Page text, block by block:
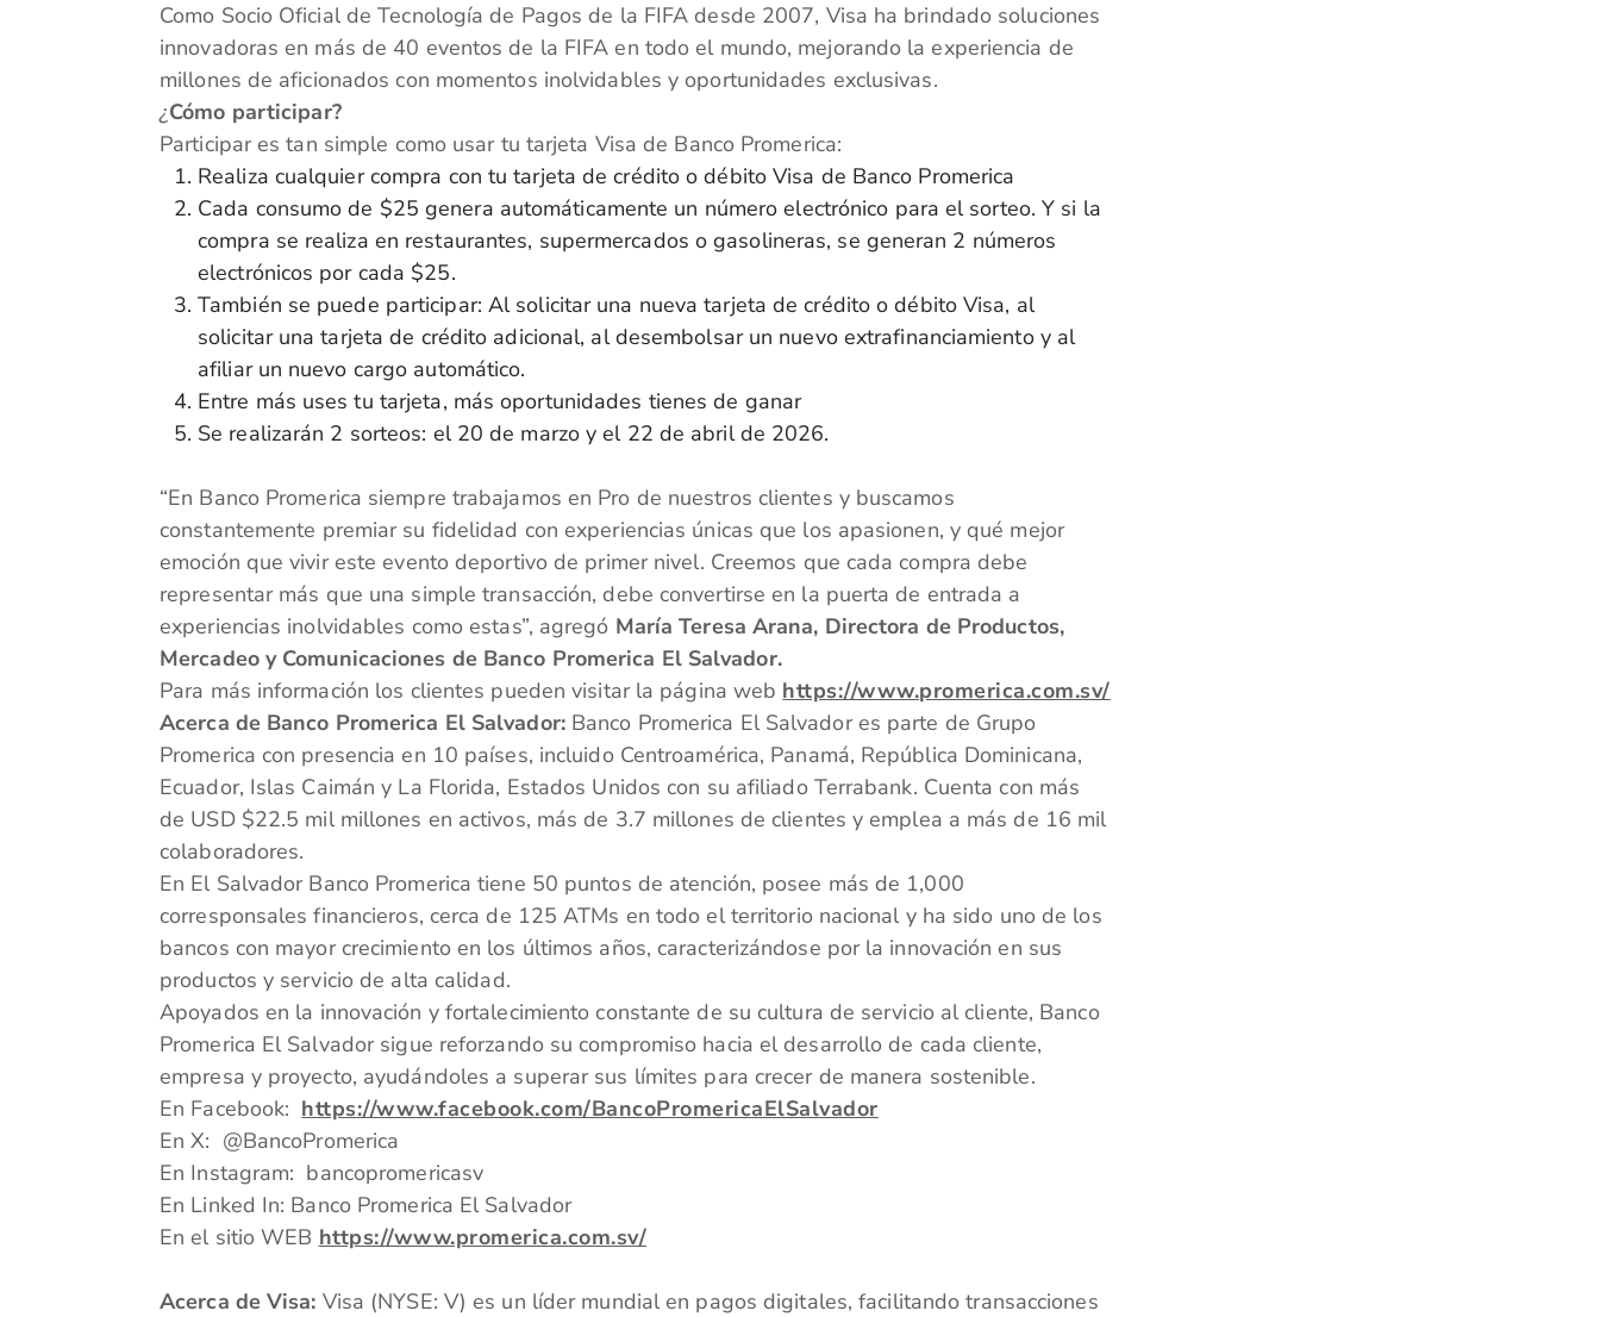
Como Socio Oficial de Tecnología de Pagos de la FIFA desde 2007, Visa ha brindado soluciones
innovadoras en más de 40 eventos de la FIFA en todo el mundo, mejorando la experiencia de
millones de aficionados con momentos inolvidables y oportunidades exclusivas.
¿Cómo participar?
Participar es tan simple como usar tu tarjeta Visa de Banco Promerica:
Realiza cualquier compra con tu tarjeta de crédito o débito Visa de Banco Promerica
Cada consumo de $25 genera automáticamente un número electrónico para el sorteo. Y si la
compra se realiza en restaurantes, supermercados o gasolineras, se generan 2 números
electrónicos por cada $25.
También se puede participar: Al solicitar una nueva tarjeta de crédito o débito Visa, al
solicitar una tarjeta de crédito adicional, al desembolsar un nuevo extrafinanciamiento y al
afiliar un nuevo cargo automático.
Entre más uses tu tarjeta, más oportunidades tienes de ganar
Se realizarán 2 sorteos: el 20 de marzo y el 22 de abril de 2026.
“En Banco Promerica siempre trabajamos en Pro de nuestros clientes y buscamos
constantemente premiar su fidelidad con experiencias únicas que los apasionen, y qué mejor
emoción que vivir este evento deportivo de primer nivel. Creemos que cada compra debe
representar más que una simple transacción, debe convertirse en la puerta de entrada a
experiencias inolvidables como estas”, agregó María Teresa Arana, Directora de Productos,
Mercadeo y Comunicaciones de Banco Promerica El Salvador.
Para más información los clientes pueden visitar la página web https://www.promerica.com.sv/
Acerca de Banco Promerica El Salvador: Banco Promerica El Salvador es parte de Grupo
Promerica con presencia en 10 países, incluido Centroamérica, Panamá, República Dominicana,
Ecuador, Islas Caimán y La Florida, Estados Unidos con su afiliado Terrabank. Cuenta con más
de USD $22.5 mil millones en activos, más de 3.7 millones de clientes y emplea a más de 16 mil
colaboradores.
En El Salvador Banco Promerica tiene 50 puntos de atención, posee más de 1,000
corresponsales financieros, cerca de 125 ATMs en todo el territorio nacional y ha sido uno de los
bancos con mayor crecimiento en los últimos años, caracterizándose por la innovación en sus
productos y servicio de alta calidad.
Apoyados en la innovación y fortalecimiento constante de su cultura de servicio al cliente, Banco
Promerica El Salvador sigue reforzando su compromiso hacia el desarrollo de cada cliente,
empresa y proyecto, ayudándoles a superar sus límites para crecer de manera sostenible.
En Facebook: https://www.facebook.com/BancoPromericaElSalvador
En X: @BancoPromerica
En Instagram: bancopromericasv
En Linked In: Banco Promerica El Salvador
En el sitio WEB https://www.promerica.com.sv/
Acerca de Visa: Visa (NYSE: V) es un líder mundial en pagos digitales, facilitando transacciones